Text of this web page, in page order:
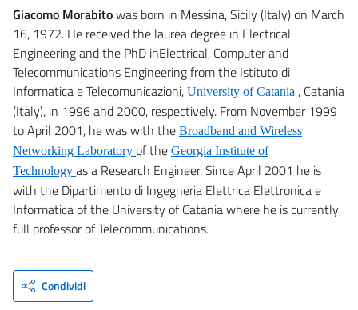
Giacomo Morabitowas born in Messina, Sicily (Italy) on March
16, 1972. He received the laurea degree in Electrical
Engineering and the PhD inElectrical, Computer and
Telecommunications Engineering from the Istituto di
Informatica e Telecomunicazioni, University of Catania , Catania
(Italy), in 1996 and 2000, respectively. From November 1999
to April 2001, he was with the Broadband and Wireless
Networking Laboratory of the Georgia Institute of
Technology as a Research Engineer. Since April 2001 he is
with the Dipartimento di Ingegneria Elettrica Elettronica e
Informatica of the University of Catania where he is currently
full professor of Telecommunications.
Condividi